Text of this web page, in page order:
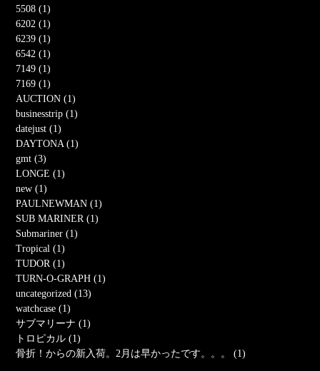
5508 (1)
6202 (1)
6239 (1)
6542 (1)
7149 (1)
7169 (1)
AUCTION (1)
businesstrip (1)
datejust (1)
DAYTONA (1)
gmt (3)
LONGE (1)
new (1)
PAULNEWMAN (1)
SUB MARINER (1)
Submariner (1)
Tropical (1)
TUDOR (1)
TURN-O-GRAPH (1)
uncategorized (13)
watchcase (1)
サブマリーナ (1)
トロピカル (1)
骨折！からの新入荷。2月は早かったです。。。 (1)